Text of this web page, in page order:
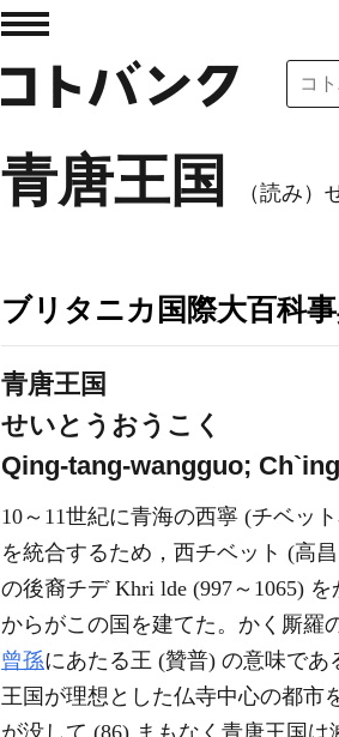
青唐王国 （読み）
ブリタニカ国際大百科
青唐王国
せいとうおうこく
Qing-tang-wangguo;
10～11世紀に青海の西寧 (チベッ
を統合するため，西チベット (高
の後裔チデ Khri lde (997～1065)
からがこの国を建てた。かく厮羅
曾孫にあたる王 (贊普) の意味で
王国が理想とした仏寺中心の都市
が没して (86) まもなく青唐王国は